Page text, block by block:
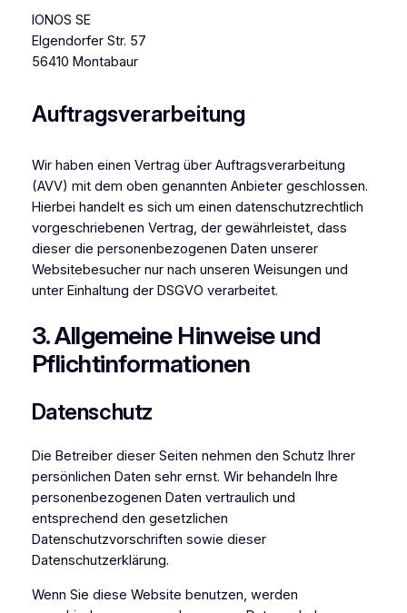
IONOS SE
Elgendorfer Str. 57
56410 Montabaur
Auftragsverarbeitung
Wir haben einen Vertrag über Auftragsverarbeitung
(AVV) mit dem oben genannten Anbieter geschlossen.
Hierbei handelt es sich um einen datenschutzrechtlich
vorgeschriebenen Vertrag, der gewährleistet, dass
dieser die personenbezogenen Daten unserer
Websitebesucher nur nach unseren Weisungen und
unter Einhaltung der DSGVO verarbeitet.
3. Allgemeine Hinweise und
Pflicht­informationen
Datenschutz
Die Betreiber dieser Seiten nehmen den Schutz Ihrer
persönlichen Daten sehr ernst. Wir behandeln Ihre
personenbezogenen Daten vertraulich und
entsprechend den gesetzlichen
Datenschutzvorschriften sowie dieser
Datenschutzerklärung.
Wenn Sie diese Website benutzen, werden